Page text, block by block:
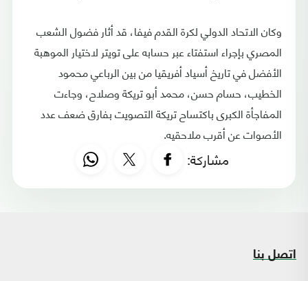
وكان الاتحاد الدولي لكرة القدم فيفا، قد أثار فضول الشعب
المصري بإجراء استفتاء عبر حسابه على تويتر لاختيار الموهبة
الأفضل في تاريخ أسياد أفريقيا من بين الرباعي محمود
الخطيب، حسام حسن، محمد أبو تريكة وصلاح، وجاءت
المفاجأة الكبرى باكتساح تريكة التصويت بفارق ضعف عدد
الأصوات عن أقرب ملاحقيه.
مشاركة:
اتصل بنا